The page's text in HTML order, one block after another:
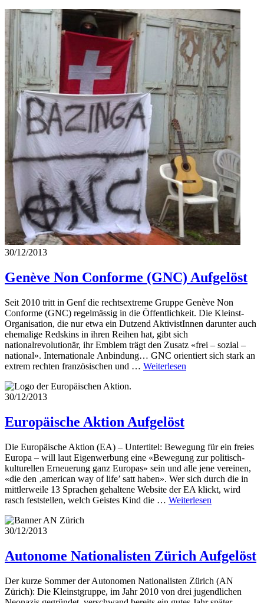
30/12/2013
Genève Non Conforme (GNC) Aufgelöst
Seit 2010 tritt in Genf die rechtsextreme Gruppe Genève Non
Conforme (GNC) regelmässig in die Öffentlichkeit. Die Kleinst-
Organisation, die nur etwa ein Dutzend AktivistInnen darunter auch
ehemalige Redskins in ihren Reihen hat, gibt sich
nationalrevolutionär, ihr Emblem trägt den Zusatz «frei – sozial –
national». Internationale Anbindung… GNC orientiert sich stark an
extrem rechten französischen und … Weiterlesen
30/12/2013
Europäische Aktion Aufgelöst
Die Europäische Aktion (EA) – Untertitel: Bewegung für ein freies
Europa – will laut Eigenwerbung eine «Bewegung zur politisch-
kulturellen Erneuerung ganz Europas» sein und alle jene vereinen,
«die den ‚american way of life’ satt haben». Wer sich durch die in
mittlerweile 13 Sprachen gehaltene Website der EA klickt, wird
rasch feststellen, welch Geistes Kind die … Weiterlesen
30/12/2013
Autonome Nationalisten Zürich Aufgelöst
Der kurze Sommer der Autonomen Nationalisten Zürich (AN
Zürich): Die Kleinstgruppe, im Jahr 2010 von drei jugendlichen